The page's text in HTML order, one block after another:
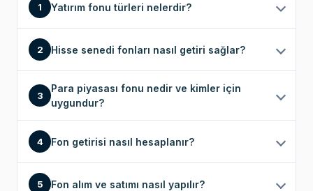
1 Yatırım fonu türleri nelerdir?
2 Hisse senedi fonları nasıl getiri sağlar?
3
Para piyasası fonu nedir ve kimler için
uygundur?
4 Fon getirisi nasıl hesaplanır?
5 Fon alım ve satımı nasıl yapılır?